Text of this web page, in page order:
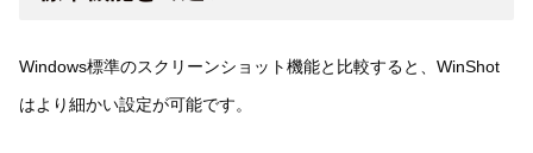
Windows標準のスクリーンショット機能と比較すると、WinShot
はより細かい設定が可能です。